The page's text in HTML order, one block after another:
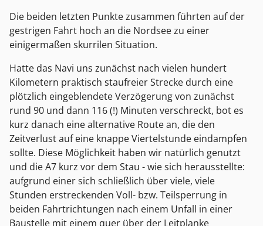
Die beiden letzten Punkte zusammen führten auf der
gestrigen Fahrt hoch an die Nordsee zu einer
einigermaßen skurrilen Situation.
Hatte das Navi uns zunächst nach vielen hundert
Kilometern praktisch staufreier Strecke durch eine
plötzlich eingeblendete Verzögerung von zunächst
rund 90 und dann 116 (!) Minuten verschreckt, bot es
kurz danach eine alternative Route an, die den
Zeitverlust auf eine knappe Viertelstunde eindampfen
sollte. Diese Möglichkeit haben wir natürlich genutzt
und die A7 kurz vor dem Stau - wie sich herausstellte:
aufgrund einer sich schließlich über viele, viele
Stunden erstreckenden Voll- bzw. Teilsperrung in
beiden Fahrtrichtungen nach einem Unfall in einer
Baustelle mit einem quer über der Leitplanke